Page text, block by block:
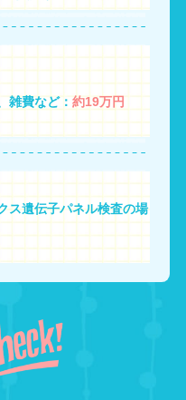
パネル検査の場
に1人がか
法などがあり
でることがあ
頭からの分泌
年に1回は検診